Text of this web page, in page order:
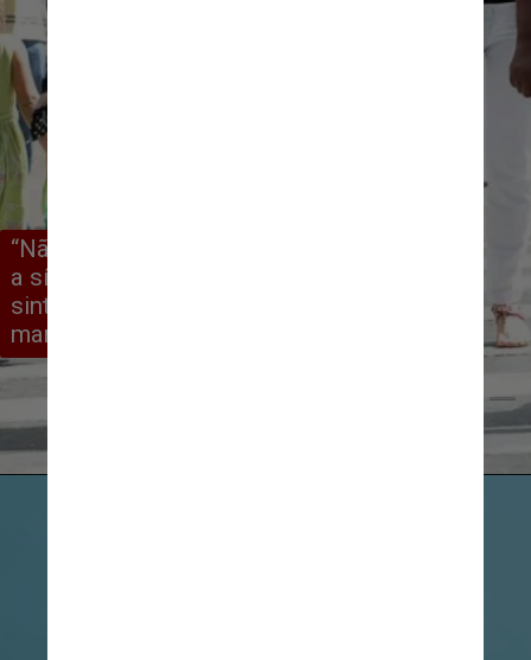
“Não temos tratamento específico, e
a síndrome é um conjunto de sinais e
sintomas, cada pessoa pode ter
manifestações diferentes.”